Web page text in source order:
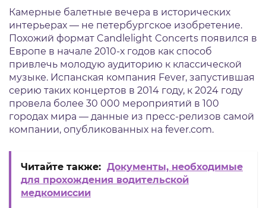
Камерные балетные вечера в исторических
интерьерах — не петербургское изобретение.
Похожий формат Candlelight Concerts появился в
Европе в начале 2010-х годов как способ
привлечь молодую аудиторию к классической
музыке. Испанская компания Fever, запустившая
серию таких концертов в 2014 году, к 2024 году
провела более 30 000 мероприятий в 100
городах мира — данные из пресс-релизов самой
компании, опубликованных на fever.com.
Читайте также: Документы, необходимые
для прохождения водительской
медкомиссии